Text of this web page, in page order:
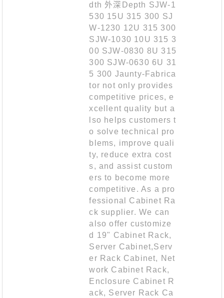
dth 外深Depth SJW-1
530 15U 315 300 SJ
W-1230 12U 315 300
SJW-1030 10U 315 3
00 SJW-0830 8U 315
300 SJW-0630 6U 31
5 300 Jaunty-Fabrica
tor not only provides
competitive prices, e
xcellent quality but a
lso helps customers t
o solve technical pro
blems, improve quali
ty, reduce extra cost
s, and assist custom
ers to become more
competitive. As a pro
fessional Cabinet Ra
ck supplier. We can
also offer customize
d 19" Cabinet Rack,
Server Cabinet,Serv
er Rack Cabinet, Net
work Cabinet Rack,
Enclosure Cabinet R
ack, Server Rack Ca